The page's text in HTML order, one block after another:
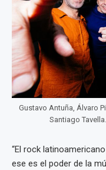
Gustavo Antuña, Álvaro
Santiago
“El rock
ese es el poder de la